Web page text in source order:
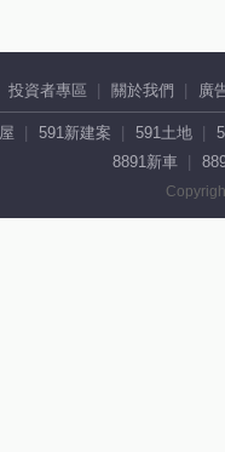
投資者專區 關於我們 廣
591新建案 591土地
8891新車